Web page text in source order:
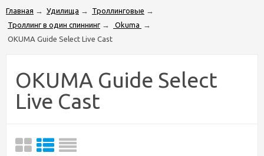
Главная → Удилища → Троллинговые →
Троллинг в один спиннинг → Okuma
→
OKUMA Guide Select Live Cast
OKUMA Guide Select
Live Cast